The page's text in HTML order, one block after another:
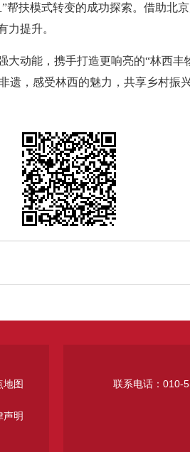
扶模式转变的成功探索。借助北
力提升。
动能，携手打造更响亮的“林西丰
，感受林西的魅力，共享乡村振
地图
声明
联系电话：010-